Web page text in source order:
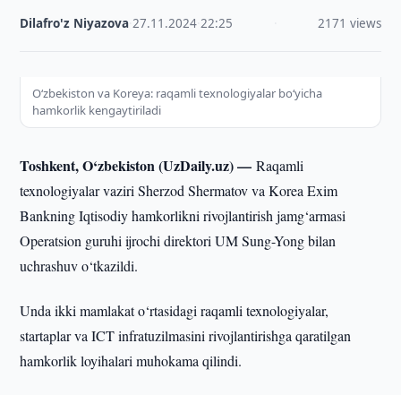
Dilafro'z Niyazova ·27.11.2024 ·22:25 2171 views
O‘zbekiston va Koreya: raqamli texnologiyalar bo‘yicha
hamkorlik kengaytiriladi
Toshkent, O‘zbekiston (UzDaily.uz) —Raqamli
texnologiyalar vaziri Sherzod Shermatov va Korea Exim
Bankning Iqtisodiy hamkorlikni rivojlantirish jamg‘armasi
Operatsion guruhi ijrochi direktori UM Sung-Yong bilan
uchrashuv o‘tkazildi.
Unda ikki mamlakat o‘rtasidagi raqamli texnologiyalar,
startaplar va ICT infratuzilmasini rivojlantirishga qaratilgan
hamkorlik loyihalari muhokama qilindi.